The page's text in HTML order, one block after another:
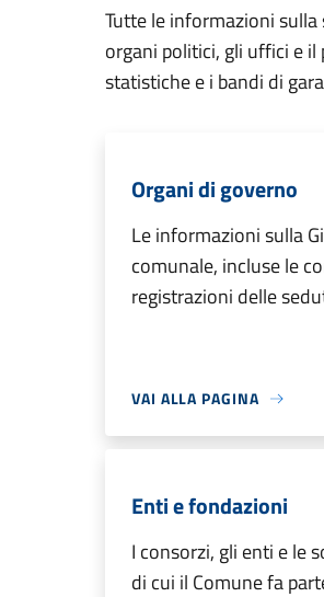
Tutte le informazioni
organi politici, gli uffici e
statistiche e i bandi di
Organi di governo
Le informazioni sulla
comunale, incluse le
registrazioni delle
VAI ALLA PAGINA
Enti e fondazioni
I consorzi, gli enti e le
di cui il Comune fa